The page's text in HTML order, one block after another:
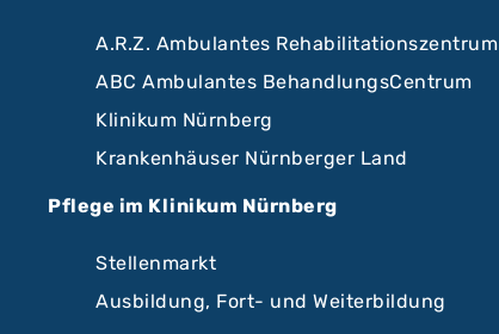
A.R.Z. Ambulantes Rehabilitationszentrum
ABC Ambulantes BehandlungsCentrum
Klinikum Nürnberg
Krankenhäuser Nürnberger Land
Pflege im Klinikum Nürnberg
Stellenmarkt
Ausbildung, Fort- und Weiterbildung